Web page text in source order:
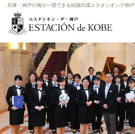
兵庫・神戸の海が一望できる結婚式場エスタシオンデ神戸